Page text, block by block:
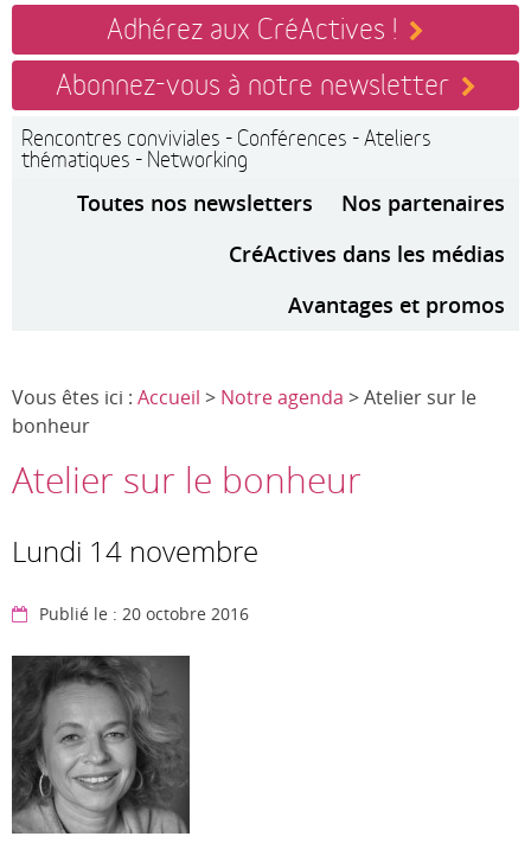
Adhérez aux CréActives !
Abonnez-vous à notre newsletter
Rencontres conviviales - Conférences - Ateliers
thématiques - Networking
Toutes nos newsletters
Nos partenaires
CréActives dans les médias
Avantages et promos
Vous êtes ici : Accueil > Notre agenda > Atelier sur le
bonheur
Atelier sur le bonheur
Lundi 14 novembre
Publié le : 20 octobre 2016